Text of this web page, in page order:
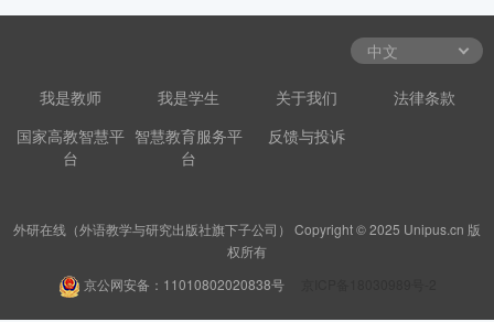
我是教师 我是学生 关于我们
法律条款
国家高教智慧平
台
智慧教育服务平
台
反馈与投诉
外研在线（外语教学与研究出版社旗下子公司） Copyright © 2025 Unipus.cn 版
权所有
京公网安备：11010802020838号